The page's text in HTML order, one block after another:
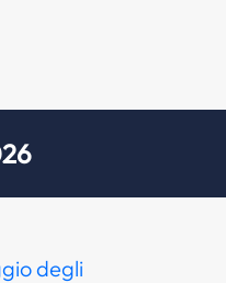
degli